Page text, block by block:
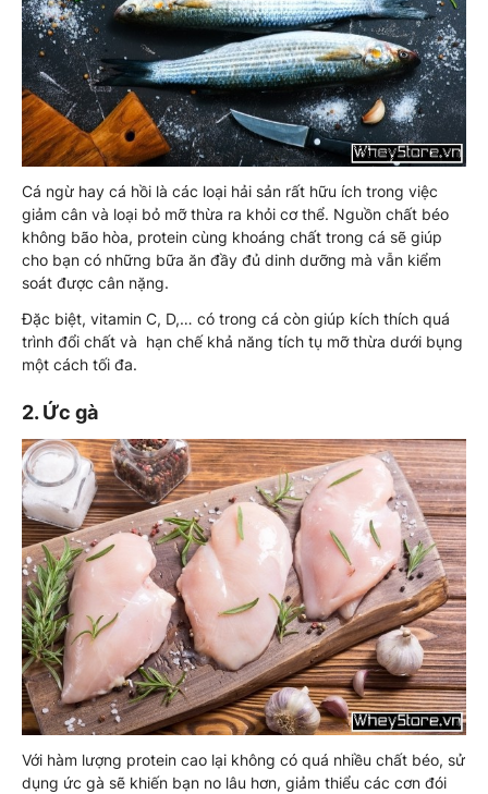
Cá ngừ hay cá hồi là các loại hải sản rất hữu ích trong việc
giảm cân và loại bỏ mỡ thừa ra khỏi cơ thể. Nguồn chất béo
không bão hòa, protein cùng khoáng chất trong cá sẽ giúp
cho bạn có những bữa ăn đầy đủ dinh dưỡng mà vẫn kiểm
soát được cân nặng.
Đặc biệt, vitamin C, D,… có trong cá còn giúp kích thích quá
trình đổi chất và hạn chế khả năng tích tụ mỡ thừa dưới bụng
một cách tối đa.
2. Ức gà
Với hàm lượng protein cao lại không có quá nhiều chất béo, sử
dụng ức gà sẽ khiến bạn no lâu hơn, giảm thiểu các cơn đói